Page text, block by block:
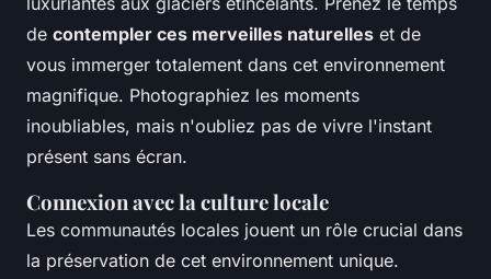
de contempler ces merveilles naturelles et de
vous immerger totalement dans cet environnement
magnifique. Photographiez les moments
inoubliables, mais n'oubliez pas de vivre l'instant
présent sans écran.
Connexion avec la culture locale
Les communautés locales jouent un rôle crucial dans
la préservation de cet environnement unique.